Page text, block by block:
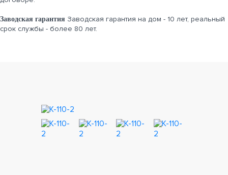
Заводская гарантия Заводская гарантия на дом - 10 лет, реальный
срок службы - более 80 лет.